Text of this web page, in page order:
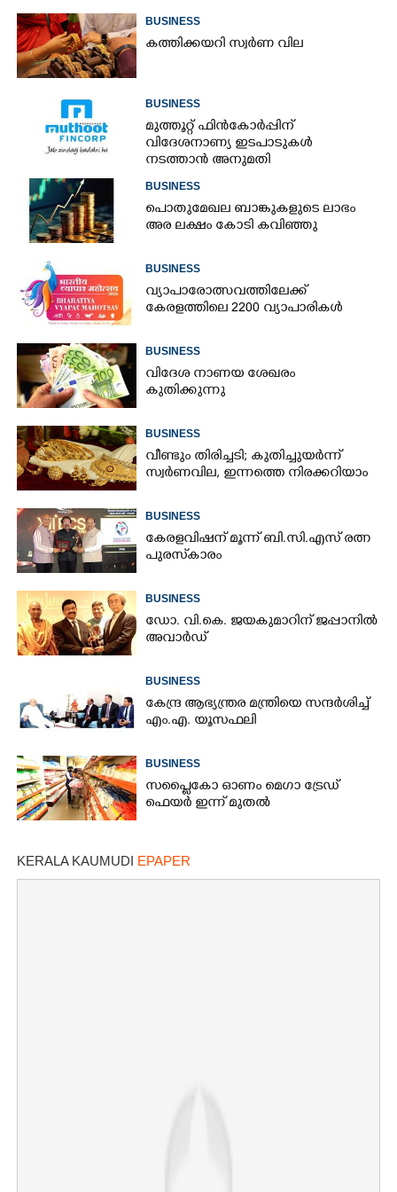
BUSINESS
കത്തിക്കയറി സ്വർണ വില
BUSINESS
മുത്തൂറ്റ് ഫിൻകോർപ്പിന്
വിദേശനാണ്യ ഇടപാടുകൾ
നടത്താൻ അനുമതി
BUSINESS
പൊതുമേഖല ബാങ്കുകളുടെ ലാഭം
അര ലക്ഷം കോടി കവിഞ്ഞു
BUSINESS
വ്യാപാരോത്സവത്തിലേക്ക്
കേരളത്തിലെ 2200 വ്യാപാരികൾ
BUSINESS
വിദേശ നാണയ ശേഖരം
കുതിക്കുന്നു
BUSINESS
വീണ്ടും തിരിച്ചടി; കുതിച്ചുയർന്ന്
സ്വർണവില, ഇന്നത്തെ നിരക്കറിയാം
BUSINESS
കേരളവിഷന് മൂന്ന് ബി.സി.എസ് രത്ന
പുരസ്‌കാരം
BUSINESS
ഡോ. വി.കെ. ജയകുമാറിന് ജപ്പാനിൽ
അവാർഡ്
BUSINESS
കേന്ദ്ര ആഭ്യന്ത്രര മന്ത്രിയെ സന്ദർശിച്ച്
എം.എ. യൂസഫലി
BUSINESS
സപ്ലൈകോ ഓണം മെഗാ ട്രേഡ്
ഫെയർ ഇന്ന് മുതൽ
KERALA KAUMUDI EPAPER